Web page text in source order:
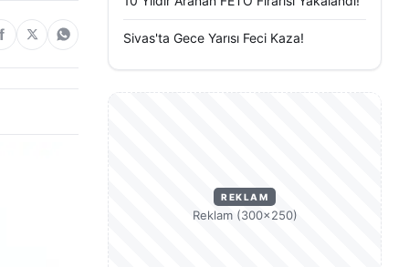
Sivas'ta Gece Yarısı Feci Kaza!
REKLAM
Reklam (300×250)